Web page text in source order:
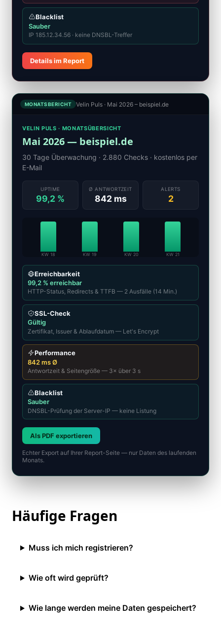
Blacklist
Sauber
IP 185.12.34.56 · keine DNSBL-Treffer
Details im Report
MONATSBERICHT Velin Puls · Mai 2026 – beispiel.de
VELIN PULS · MONATSÜBERSICHT
Mai 2026 — beispiel.de
30 Tage Überwachung · 2.880 Checks · kostenlos per
E-Mail
UPTIME
99,2 %
Ø ANTWORTZEIT
842 ms
ALERTS
2
KW 18 KW 19 KW 20 KW 21
Erreichbarkeit
99,2 % erreichbar
HTTP-Status, Redirects & TTFB — 2 Ausfälle (14 Min.)
SSL-Check
Gültig
Zertifikat, Issuer & Ablaufdatum — Let's Encrypt
Performance
842 ms Ø
Antwortzeit & Seitengröße — 3× über 3 s
Blacklist
Sauber
DNSBL-Prüfung der Server-IP — keine Listung
Als PDF exportieren
Echter Export auf Ihrer Report-Seite — nur Daten des laufenden
Monats.
Häufige Fragen
Muss ich mich registrieren?
Wie oft wird geprüft?
Wie lange werden meine Daten gespeichert?